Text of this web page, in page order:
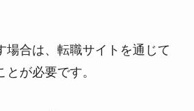
場合は、転職サイトを通じて
が必要です。